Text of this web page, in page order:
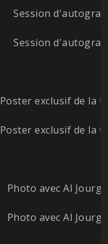
Session
Session
Poster exclusif de la
Poster exclusif de la
Photo avec Al
Photo avec Al